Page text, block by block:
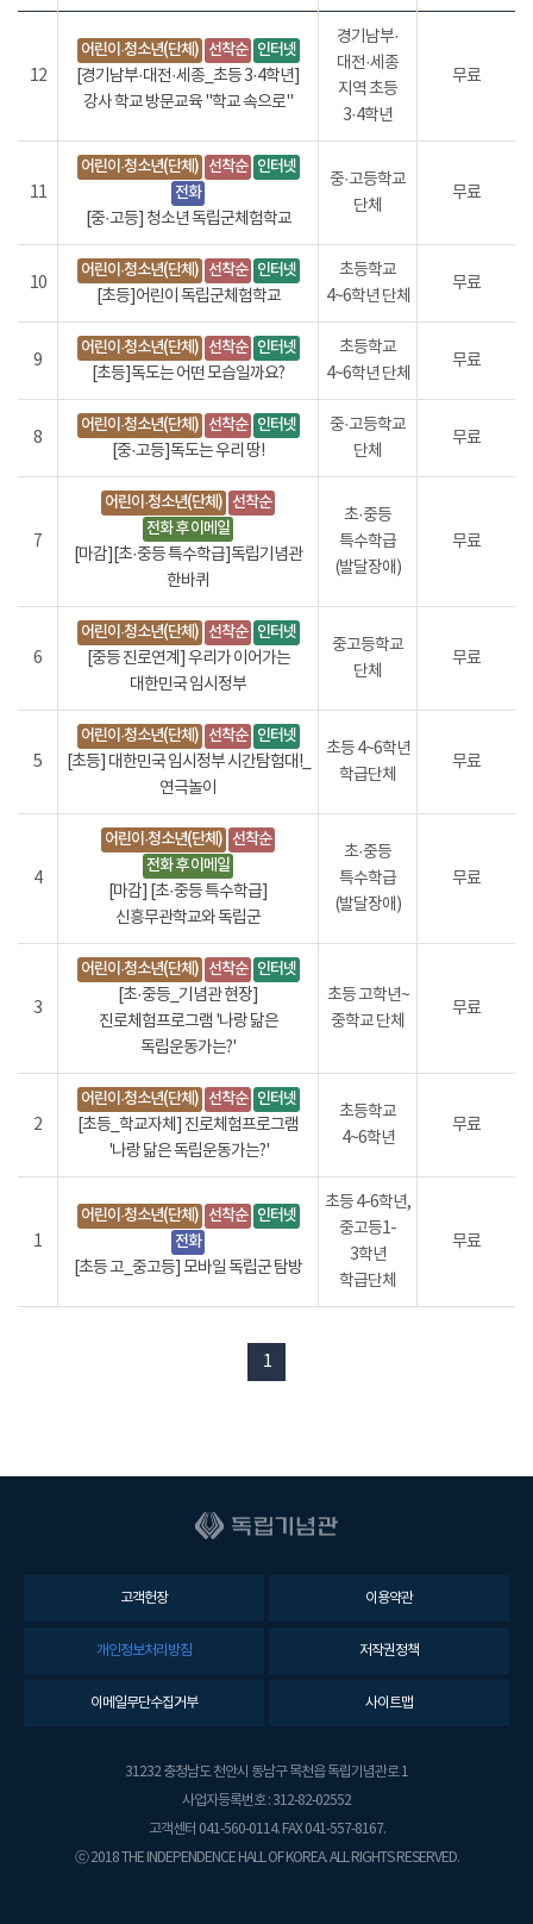
12
어린이·청소년(단체) 선착순 인터넷
[경기남부·대전·세종_초등 3·4학년]
강사 학교 방문교육 "학교 속으로"
경기남부·
대전·세종
지역 초등
3·4학년
무료
11
어린이·청소년(단체) 선착순 인터넷
전화
[중·고등] 청소년 독립군체험학교
중·고등학교
단체
무료
10
어린이·청소년(단체) 선착순 인터넷
[초등]어린이 독립군체험학교
초등학교
4~6학년 단체
무료
9
어린이·청소년(단체) 선착순 인터넷
[초등]독도는 어떤 모습일까요?
초등학교
4~6학년 단체
무료
8
어린이·청소년(단체) 선착순 인터넷
[중·고등]독도는 우리 땅!
중·고등학교
단체
무료
7
어린이·청소년(단체) 선착순
전화 후 이메일
[마감][초·중등 특수학급]독립기념관
한바퀴
초·중등
특수학급
(발달장애)
무료
6
어린이·청소년(단체) 선착순 인터넷
[중등 진로연계] 우리가 이어가는
대한민국 임시정부
중고등학교
단체
무료
5
어린이·청소년(단체) 선착순 인터넷
[초등] 대한민국 임시정부 시간탐험대!_
연극놀이
초등 4~6학년
학급단체
무료
4
어린이·청소년(단체) 선착순
전화 후 이메일
[마감] [초·중등 특수학급]
신흥무관학교와 독립군
초·중등
특수학급
(발달장애)
무료
3
어린이·청소년(단체) 선착순 인터넷
[초·중등_기념관 현장]
진로체험프로그램 '나랑 닮은
독립운동가는?'
초등 고학년~
중학교 단체
무료
2
어린이·청소년(단체) 선착순 인터넷
[초등_학교자체] 진로체험프로그램
'나랑 닮은 독립운동가는?'
초등학교
4~6학년
무료
1
어린이·청소년(단체) 선착순 인터넷
전화
[초등 고_중고등] 모바일 독립군 탐방
초등 4-6학년,
중고등1-
3학년
학급단체
무료
1
고객헌장 이용약관
개인정보처리방침 저작권정책
이메일무단수집거부 사이트맵
31232 충청남도 천안시 동남구 목천읍 독립기념관로 1
사업자등록번호 : 312-82-02552
고객센터 041-560-0114. FAX 041-557-8167.
ⓒ 2018 THE INDEPENDENCE HALL OF KOREA. ALL RIGHTS RESERVED.